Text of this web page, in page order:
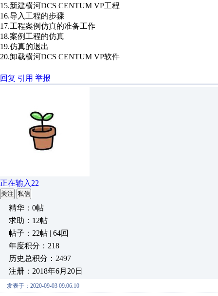
15.新建横河DCS CENTUM VP工程
16.导入工程的步骤
17.工程案例仿真的准备工作
18.案例工程的仿真
19.仿真的退出
20.卸载横河DCS CENTUM VP软件
回复 引用 举报
正在输入22
关注 私信
精华：0帖
求助：12帖
帖子：22帖 | 64回
年度积分：218
历史总积分：2497
注册：2018年6月20日
发表于：2020-09-03 09:06:10